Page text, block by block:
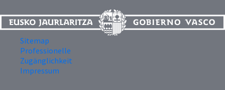
Sitemap
Professionelle
Zugänglichkeit
Impressum